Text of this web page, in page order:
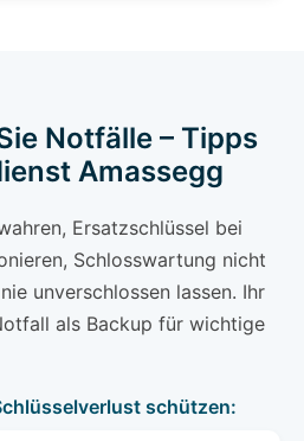
Notfälle – Tipps
Amassegg
Ersatzschlüssel bei
Schlosswartung nicht
unverschlossen lassen. Ihr
als Backup für wichtige
schützen: